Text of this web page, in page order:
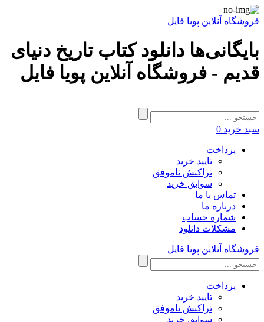
فروشگاه آنلاین پویا فایل
بایگانی‌ها دانلود کتاب تاریخ دنیای
قدیم - فروشگاه آنلاین پویا فایل
سبد خرید 0
پرداخت
تایید خرید
تراکنش ناموفق
سوابق خرید
تماس با ما
درباره ما
شماره حساب
مشکلات دانلود
فروشگاه آنلاین پویا فایل
پرداخت
تایید خرید
تراکنش ناموفق
سوابق خرید